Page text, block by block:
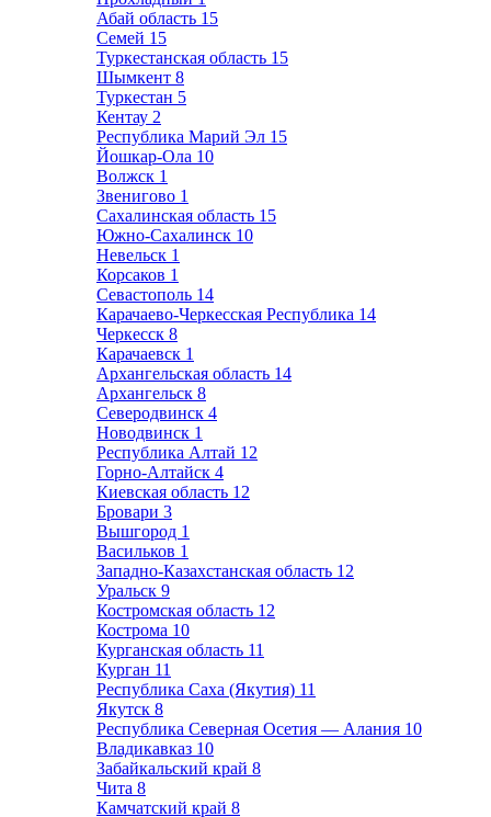
Абай область 15
Семей 15
Туркестанская область 15
Шымкент 8
Туркестан 5
Кентау 2
Республика Марий Эл 15
Йошкар-Ола 10
Волжск 1
Звенигово 1
Сахалинская область 15
Южно-Сахалинск 10
Невельск 1
Корсаков 1
Севастополь 14
Карачаево-Черкесская Республика 14
Черкесск 8
Карачаевск 1
Архангельская область 14
Архангельск 8
Северодвинск 4
Новодвинск 1
Республика Алтай 12
Горно-Алтайск 4
Киевская область 12
Бровари 3
Вышгород 1
Васильков 1
Западно-Казахстанская область 12
Уральск 9
Костромская область 12
Кострома 10
Курганская область 11
Курган 11
Республика Саха (Якутия) 11
Якутск 8
Республика Северная Осетия — Алания 10
Владикавказ 10
Забайкальский край 8
Чита 8
Камчатский край 8